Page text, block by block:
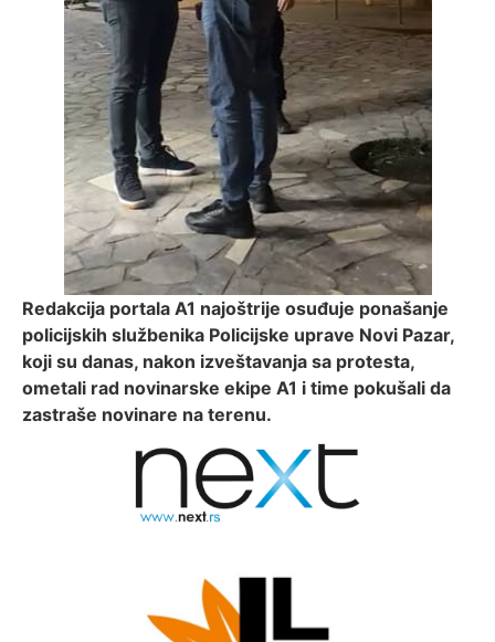
Redakcija portala A1 najoštrije osuđuje ponašanje
policijskih službenika Policijske uprave Novi Pazar,
koji su danas, nakon izveštavanja sa protesta,
ometali rad novinarske ekipe A1 i time pokušali da
zastraše novinare na terenu.